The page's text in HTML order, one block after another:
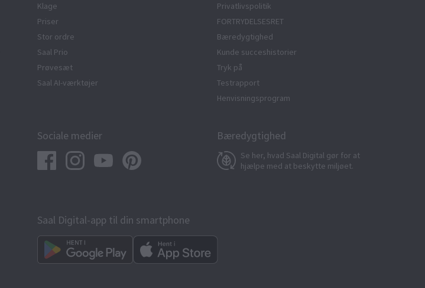
Klage
Priser
Stor ordre
Saal Prio
Prøvesæt
Saal AI-værktøjer
Privatlivspolitik
FORTRYDELSESRET
Bæredygtighed
Kunde succeshistorier
Tryk på
Testrapport
Henvisningsprogram
Sociale medier Bæredygtighed
Se her, hvad Saal Digital gør for at
hjælpe med at beskytte miljøet.
Saal Digital-app til din smartphone